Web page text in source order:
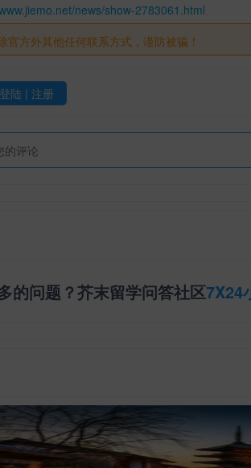
news/show-2783061.html
官方外其他任何联系方式，谨防被骗！
登陆 | 注册
的问题？芥末留学问答社区7X24